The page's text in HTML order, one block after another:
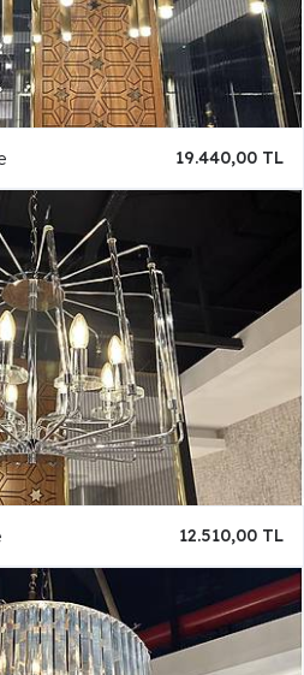
19.440,00 TL
12.510,00 TL